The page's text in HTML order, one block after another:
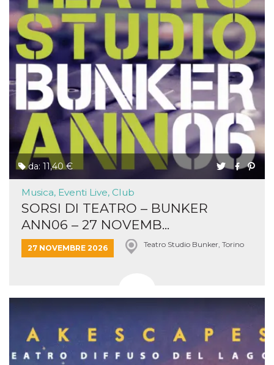
da: 11,40 €
Musica, Eventi Live, Club
SORSI DI TEATRO – BUNKER
ANN06 – 27 NOVEMB...
27 NOVEMBRE 2026 Teatro Studio Bunker, Torino